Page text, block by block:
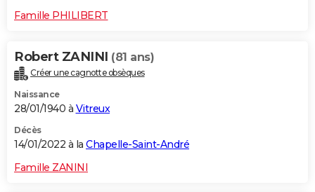
Famille PHILIBERT
Robert ZANINI (81 ans)
Créer une cagnotte obsèques
Naissance
28/01/1940 à Vitreux
Décès
14/01/2022 à la Chapelle-Saint-André
Famille ZANINI